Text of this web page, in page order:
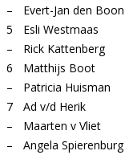
–
Evert-Jan den Boon
5
Esli Westmaas
–
Rick Kattenberg
6
Matthijs Boot
–
Patricia Huisman
7
Ad v/d Herik
–
Maarten v Vliet
–
Angela Spierenburg